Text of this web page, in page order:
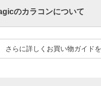
のカラコンについて
さらに詳しくお買い物ガイド